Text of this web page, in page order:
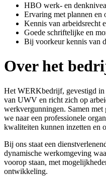
HBO werk- en
Ervaring met plannen en
Kennis van arbeidsrecht
Goede schriftelijke en
Bij voorkeur kennis van
Over het
Het WERKbedrijf, gevestigd
van UWV en richt zich op
werkvergunningen. Samen met
we naar een professionele
kwaliteiten kunnen inzetten en
Bij ons staat een
dynamische werkomgeving
voorop staan, met
ontwikkeling.